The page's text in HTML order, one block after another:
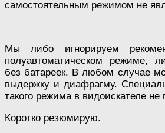
самостоятельным режимом не
Мы либо игнорируем
полуавтоматическом режиме,
без батареек. В любом случае
выдержку и диафрагму.
такого режима в видоискателе не
Коротко резюмирую.